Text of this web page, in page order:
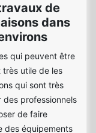
de
dans
qui peuvent être
très utile de les
qui sont très
professionnels
de faire
des équipements